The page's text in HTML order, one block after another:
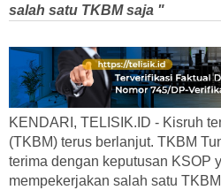
salah satu TKBM saja "
KENDARI, TELISIK.ID - Kisruh
(TKBM) terus berlanjut. TKBM
terima dengan keputusan KSOP
mempekerjakan salah satu